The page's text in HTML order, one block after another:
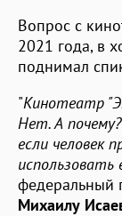
Вопрос с
2021 года, в
поднимал
"Кинотеатр
Нет. А
если человек
использовать
федеральный
Михаилу